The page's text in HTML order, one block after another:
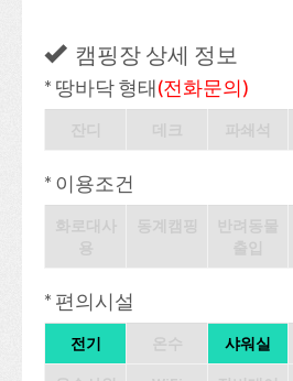
캠핑장 상세 정보
* 땅바닥 형태(전화문의)
* 이용조건
* 편의시설
전기 샤워실